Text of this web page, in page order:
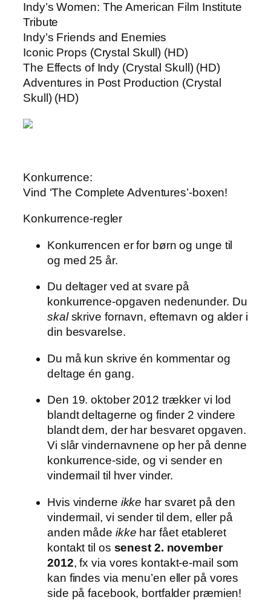
Indy’s Women: The American Film Institute
Tribute
Indy’s Friends and Enemies
Iconic Props (Crystal Skull) (HD)
The Effects of Indy (Crystal Skull) (HD)
Adventures in Post Production (Crystal
Skull) (HD)
Konkurrence:
Vind ‘The Complete Adventures’-boxen!
Konkurrence-regler
Konkurrencen er for børn og unge til
og med 25 år.
Du deltager ved at svare på
konkurrence-opgaven nedenunder. Du
skalskrive fornavn, efternavn og alder i
din besvarelse.
Du må kun skrive én kommentar og
deltage én gang.
Den 19. oktober 2012 trækker vi lod
blandt deltagerne og finder 2 vindere
blandt dem, der har besvaret opgaven.
Vi slår vindernavnene op her på denne
konkurrence-side, og vi sender en
vindermail til hver vinder.
Hvis vinderne ikke har svaret på den
vindermail, vi sender til dem, eller på
anden måde ikke har fået etableret
kontakt til os senest 2. november
2012, fx via vores kontakt-e-mail som
kan findes via menu’en eller på vores
side på facebook, bortfalder præmien!